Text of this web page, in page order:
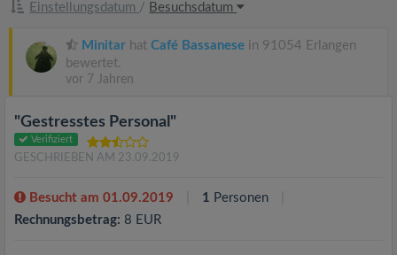
Einstellungsdatum / Besuchsdatum
Minitar hat Café Bassanese in 91054 Erlangen
bewertet.
vor 7 Jahren
"Gestresstes Personal"
Verifiziert
GESCHRIEBEN AM 23.09.2019
Besucht am 01.09.2019 1 Personen
Rechnungsbetrag: 8 EUR